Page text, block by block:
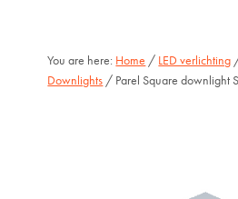
You are here: Home / LED verlichting
Downlights / Parel Square downlight